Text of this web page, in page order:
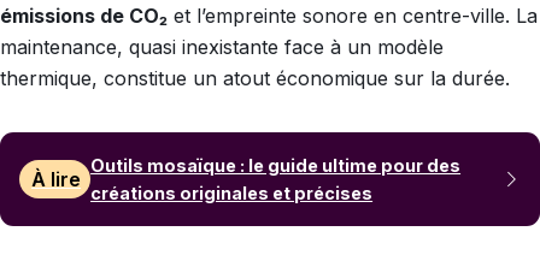
émissions de CO₂ et l’empreinte sonore en centre-ville. La
maintenance, quasi inexistante face à un modèle
thermique, constitue un atout économique sur la durée.
À lire
Outils mosaïque : le guide ultime pour des
créations originales et précises